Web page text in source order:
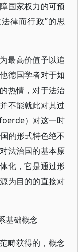
国家权力的可预
律而行政”的思
最高价值予以追
德国学者对于如
热情，对于法治
不能就此对其过
）对这一时
的形式特色绝不
法治国的基本原
化，它是通过形
为目的的直接对
基础概念
畴获得的，概念